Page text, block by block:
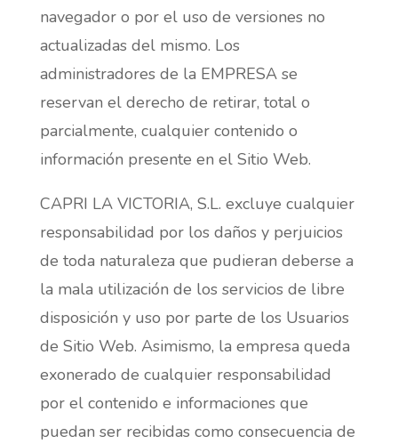
navegador o por el uso de versiones no
actualizadas del mismo. Los
administradores de la EMPRESA se
reservan el derecho de retirar, total o
parcialmente, cualquier contenido o
información presente en el Sitio Web.
CAPRI LA VICTORIA, S.L. excluye cualquier
responsabilidad por los daños y perjuicios
de toda naturaleza que pudieran deberse a
la mala utilización de los servicios de libre
disposición y uso por parte de los Usuarios
de Sitio Web. Asimismo, la empresa queda
exonerado de cualquier responsabilidad
por el contenido e informaciones que
puedan ser recibidas como consecuencia de